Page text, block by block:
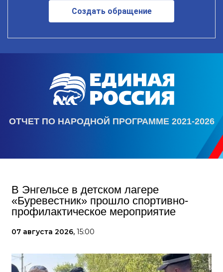
Создать обращение
ОТЧЕТ ПО НАРОДНОЙ ПРОГРАММЕ 2021-2026
В Энгельсе в детском лагере
«Буревестник» прошло спортивно-
профилактическое мероприятие
07 августа 2026, 15:00